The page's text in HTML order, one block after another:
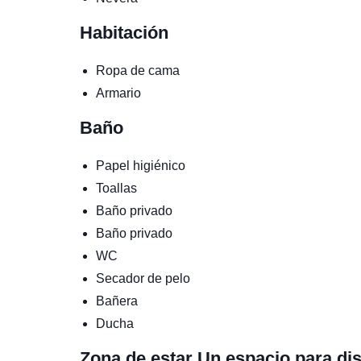
Habitación
Ropa de cama
Armario
Baño
Papel higiénico
Toallas
Baño privado
Baño privado
WC
Secador de pelo
Bañera
Ducha